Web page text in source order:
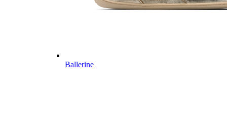
Ballerine